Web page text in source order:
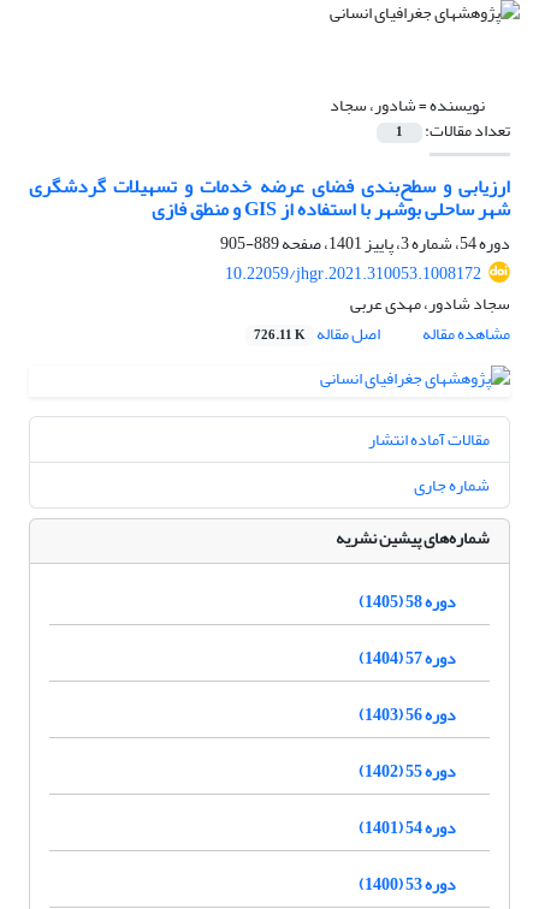
نویسنده =شادور، سجاد
تعداد مقالات: 1
ارزیابی و سطح‌‌‌‌‌بندی فضای عرضه خدمات و تسهیلات گردشگری
شهر ساحلی بوشهر با استفاده از GIS و منطق فازی
دوره 54، شماره 3، پاییز 1401، صفحه
889-905
10.22059/jhgr.2021.310053.1008172
سجاد شادور، مهدی عربی
مشاهده مقاله
اصل مقاله 726.11 K
مقالات آماده انتشار
شماره جاری
شماره‌های پیشین نشریه
دوره 58 (1405)
دوره 57 (1404)
دوره 56 (1403)
دوره 55 (1402)
دوره 54 (1401)
دوره 53 (1400)